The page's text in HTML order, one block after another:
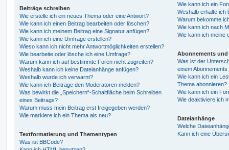
Beiträge schreiben
Wie erstelle ich ein neues Thema oder eine Antwort?
Wie kann ich einen Beitrag bearbeiten oder löschen?
Wie kann ich meinem Beitrag eine Signatur anfügen?
Wie kann ich eine Umfrage erstellen?
Wieso kann ich nicht mehr Antwortmöglichkeiten erstellen?
Wie bearbeite oder lösche ich eine Umfrage?
Warum kann ich auf bestimmte Foren nicht zugreifen?
Weshalb kann ich keine Dateianhänge anfügen?
Weshalb wurde ich verwarnt?
Wie kann ich Beiträge den Moderatoren melden?
Was bewirkt die „Speichern“-Schaltfläche beim Schreiben
eines Beitrags?
Warum muss mein Beitrag erst freigegeben werden?
Wie markiere ich ein Thema als neu?
Textformatierung und Thementypen
Was ist BBCode?
Wie kann ich ein
Weshalb erhalte ich
Warum bekomme
Wie kann ich nach
Wie kann ich meine
Abonnements und
Was ist der
einem
Wie kann ich ein
Thema abonnieren?
Wie kann ich ein
Wie deaktiviere ich
Dateianhänge
Welche
Kann ich eine